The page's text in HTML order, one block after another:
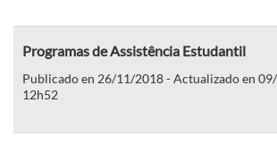
Programas de Assistência Estudantil
Publicado en 26/11/2018 - Actualizado en
12h52